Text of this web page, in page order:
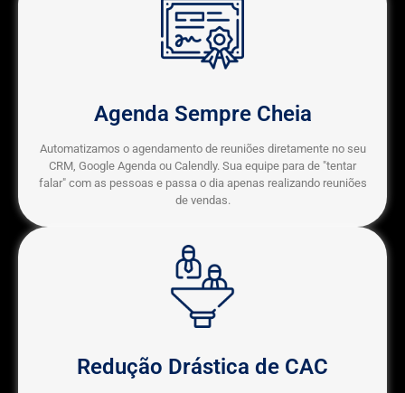
Agenda Sempre Cheia
Automatizamos o agendamento de reuniões diretamente no seu
CRM, Google Agenda ou Calendly. Sua equipe para de "tentar
falar" com as pessoas e passa o dia apenas realizando reuniões
de vendas.
Redução Drástica de CAC